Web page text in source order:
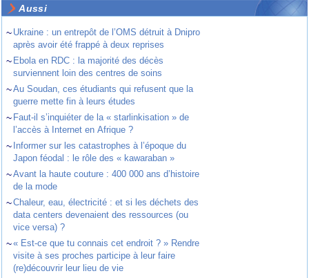
Aussi
~ Ukraine : un entrepôt de l’OMS détruit à Dnipro
après avoir été frappé à deux reprises
~ Ebola en RDC : la majorité des décès
surviennent loin des centres de soins
~Au Soudan, ces étudiants qui refusent que la
guerre mette fin à leurs études
~ Faut-il s’inquiéter de la « starlinkisation » de
l’accès à Internet en Afrique ?
~ Informer sur les catastrophes à l’époque du
Japon féodal : le rôle des « kawaraban »
~Avant la haute couture : 400 000 ans d’histoire
de la mode
~Chaleur, eau, électricité : et si les déchets des
data centers devenaient des ressources (ou
vice versa) ?
~« Est-ce que tu connais cet endroit ? » Rendre
visite à ses proches participe à leur faire
(re)découvrir leur lieu de vie